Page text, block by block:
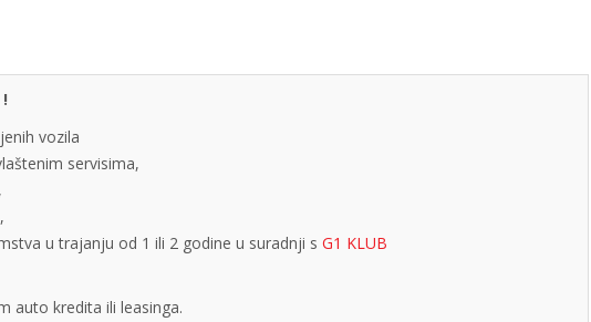
vozila
servisima,
u trajanju od 1 ili 2 godine u suradnji s G1 KLUB
auto kredita ili leasinga.